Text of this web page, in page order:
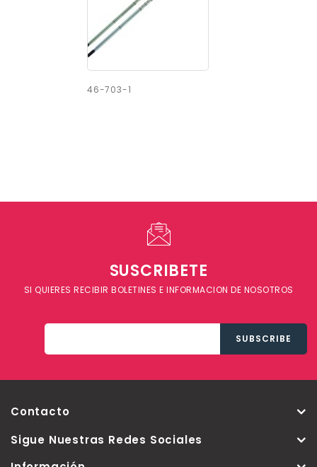
46-703-1
SUSCRIBETE
SI QUIERES RECIBIR BOLETINES E INFORMACION DE NOSOTROS
Contacto
Sigue Nuestras Redes Sociales